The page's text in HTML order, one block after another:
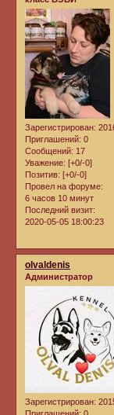
Зарегистрирован:
Приглашений: 0
Сообщений: 17
Уважение: [+0/-0]
Позитив: [+0/-0]
Провел на форуме:
6 часов 10 минут
Последний визит:
2020-05-05 18:00:23
olvaldenis
Администратор
Зарегистрирован: